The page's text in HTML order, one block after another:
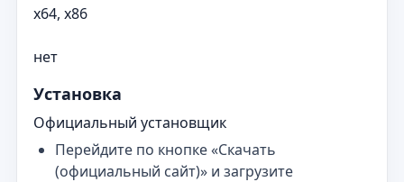
x64, x86
нет
Установка
Официальный установщик
Перейдите по кнопке «Скачать
(официальный сайт)» и загрузите